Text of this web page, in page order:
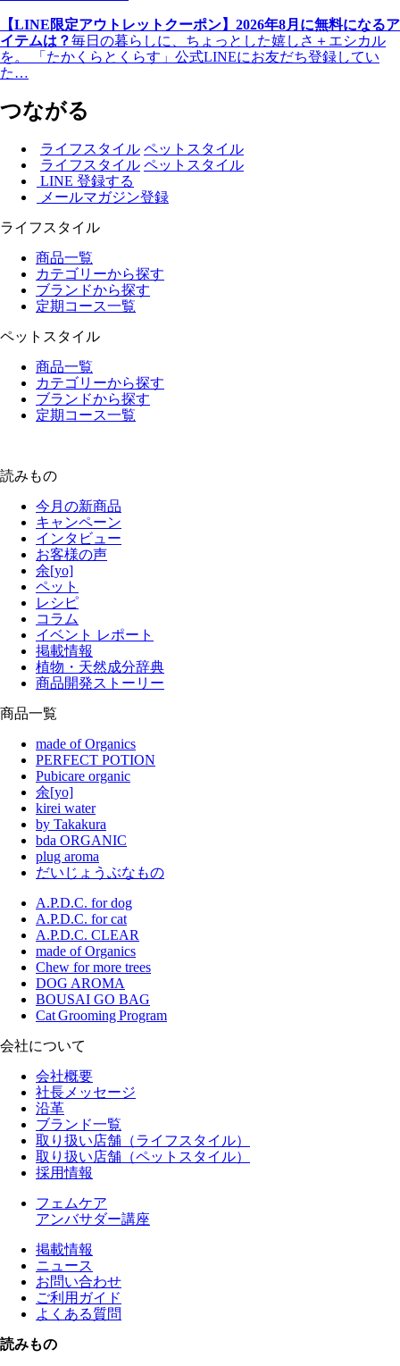
【LINE限定アウトレットクーポン】2026年8月に無料になるア
イテムは？毎日の暮らしに、ちょっとした嬉しさ＋エシカル
を。 「たかくらとくらす」公式LINEにお友だち登録してい
た…
つながる
ライフスタイル ペットスタイル
ライフスタイル ペットスタイル
LINE 登録する
メールマガジン登録
ライフスタイル
商品一覧
カテゴリーから探す
ブランドから探す
定期コース一覧
ペットスタイル
商品一覧
カテゴリーから探す
ブランドから探す
定期コース一覧
読みもの
今月の新商品
キャンペーン
インタビュー
お客様の声
余[yo]
ペット
レシピ
コラム
イベント レポート
掲載情報
植物・天然成分辞典
商品開発ストーリー
商品一覧
made of Organics
PERFECT POTION
Pubicare organic
余[yo]
kirei water
by Takakura
bda ORGANIC
plug aroma
だいじょうぶなもの
A.P.D.C. for dog
A.P.D.C. for cat
A.P.D.C. CLEAR
made of Organics
Chew for more trees
DOG AROMA
BOUSAI GO BAG
Cat Grooming Program
会社について
会社概要
社長メッセージ
沿革
ブランド一覧
取り扱い店舗（ライフスタイル）
取り扱い店舗（ペットスタイル）
採用情報
フェムケア
アンバサダー講座
掲載情報
ニュース
お問い合わせ
ご利用ガイド
よくある質問
読みもの